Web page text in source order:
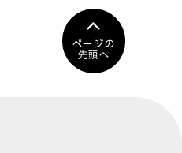
ページの
先頭へ